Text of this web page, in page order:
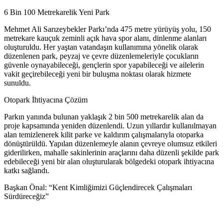
6 Bin 100 Metrekarelik Yeni Park
Mehmet Ali Sarızeybekler Parkı’nda 475 metre yürüyüş yolu, 150
metrekare kauçuk zeminli açık hava spor alanı, dinlenme alanları
oluşturuldu. Her yaştan vatandaşın kullanımına yönelik olarak
düzenlenen park, peyzaj ve çevre düzenlemeleriyle çocukların
güvenle oynayabileceği, gençlerin spor yapabileceği ve ailelerin
vakit geçirebileceği yeni bir buluşma noktası olarak hizmete
sunuldu.
Otopark İhtiyacına Çözüm
Parkın yanında bulunan yaklaşık 2 bin 500 metrekarelik alan da
proje kapsamında yeniden düzenlendi. Uzun yıllardır kullanılmayan
alan temizlenerek kilit parke ve kaldırım çalışmalarıyla otoparka
dönüştürüldü. Yapılan düzenlemeyle alanın çevreye olumsuz etkileri
giderilirken, mahalle sakinlerinin araçlarını daha düzenli şekilde park
edebileceği yeni bir alan oluşturularak bölgedeki otopark ihtiyacına
katkı sağlandı.
Başkan Önal: “Kent Kimliğimizi Güçlendirecek Çalışmaları
Sürdüreceğiz”